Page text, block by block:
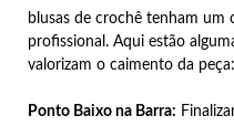
blusas de crochê tenham um
profissional. Aqui estão
valorizam o caimento da peça:
Ponto Baixo na Barra: